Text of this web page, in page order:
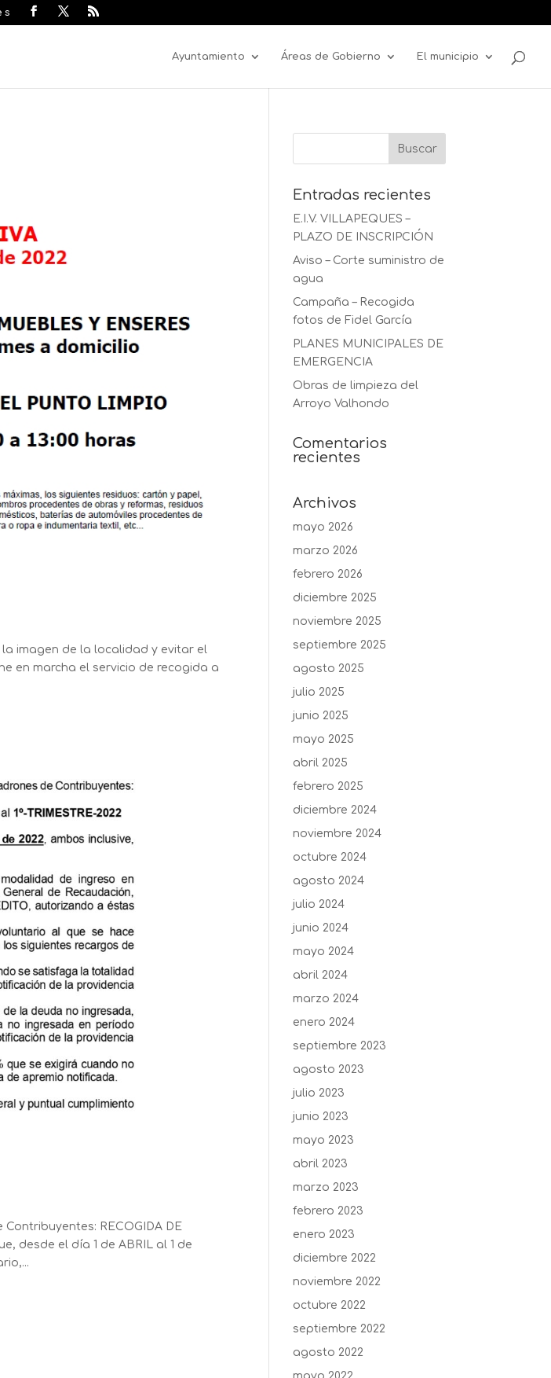
Ayuntamiento Áreas de Gobierno El municipio
la imagen de la localidad y evitar el
en marcha el servicio de recogida a
RECOGIDA DE
desde el día 1 de ABRIL al 1 de
Entradas recientes
E.I.V. VILLAPEQUES –
PLAZO DE INSCRIPCIÓN
Aviso – Corte suministro de
agua
Campaña – Recogida
fotos de Fidel García
PLANES MUNICIPALES DE
EMERGENCIA
Obras de limpieza del
Arroyo Valhondo
Comentarios
recientes
Archivos
mayo 2026
marzo 2026
febrero 2026
diciembre 2025
noviembre 2025
septiembre 2025
agosto 2025
julio 2025
junio 2025
mayo 2025
abril 2025
febrero 2025
diciembre 2024
noviembre 2024
octubre 2024
agosto 2024
julio 2024
junio 2024
mayo 2024
abril 2024
marzo 2024
enero 2024
septiembre 2023
agosto 2023
julio 2023
junio 2023
mayo 2023
abril 2023
marzo 2023
febrero 2023
enero 2023
diciembre 2022
noviembre 2022
octubre 2022
septiembre 2022
agosto 2022